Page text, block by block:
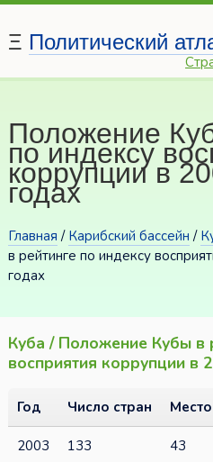
Ξ Политический
Положение
по индексу
коррупции в
годах
Главная / Карибский бассейн /
в рейтинге по индексу
годах
Куба / Положение Кубы в
восприятия коррупции в
Год Число стран
2003 133 43